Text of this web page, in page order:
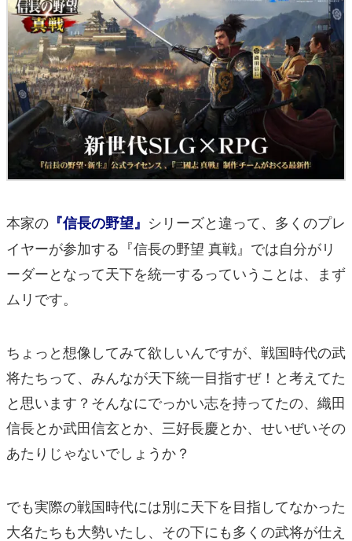
本家の 『信長の野望』 シリーズと違って、多くのプレ
イヤーが参加する『信長の野望 真戦』では自分がリ
ーダーとなって天下を統一するっていうことは、まず
ムリです。
ちょっと想像してみて欲しいんですが、戦国時代の武
将たちって、みんなが天下統一目指すぜ！と考えてた
と思います？そんなにでっかい志を持ってたの、織田
信長とか武田信玄とか、三好長慶とか、せいぜいその
あたりじゃないでしょうか？
でも実際の戦国時代には別に天下を目指してなかった
大名たちも大勢いたし、その下にも多くの武将が仕え